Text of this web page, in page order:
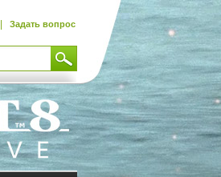
| Задать вопрос